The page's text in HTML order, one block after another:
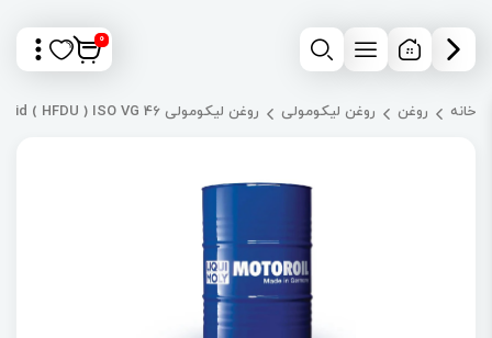
0
خانه روغن روغن لیکومولی روغن لیکومولی Fire Resistant Hydraulic Fluid ( HFDU ) ISO VG 46